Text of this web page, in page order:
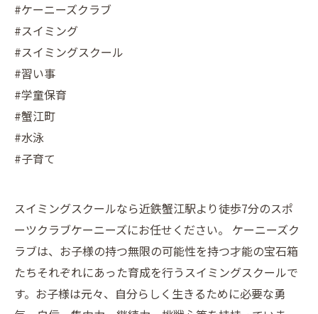
#ケーニーズクラブ
#スイミング
#スイミングスクール
#習い事
#学童保育
#蟹江町
#水泳
#子育て
スイミングスクールなら近鉄蟹江駅より徒歩7分のスポ
ーツクラブケーニーズにお任せください。 ケーニーズク
ラブは、お子様の持つ無限の可能性を持つ才能の宝石箱
たちそれぞれにあった育成を行うスイミングスクールで
す。お子様は元々、自分らしく生きるために必要な勇